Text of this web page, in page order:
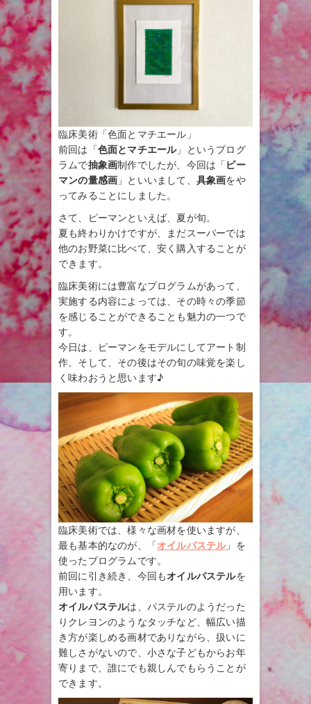
臨床美術「色面とマチエール」
前回は「色面とマチエール」というプログ
ラムで抽象画制作でしたが、今回は「 ピー
マンの量感画 」といいまして、 具象画をや
ってみることにしました。
さて、ピーマンといえば、夏が旬。
夏も終わりかけですが、まだスーパーでは
他のお野菜に比べて、安く購入することが
できます。
臨床美術には豊富なプログラムがあって、
実施する内容によっては、その時々の季節
を感じることができることも魅力の一つで
す。
今日は、ピーマンをモデルにしてアート制
作、そして、その後はその旬の味覚を楽し
く味わおうと思います♪
臨床美術では、様々な画材を使いますが、
最も基本的なのが、「オイルパステル」を
使ったプログラムです。
前回に引き続き、今回もオイルパステルを
用います。
オイルパステルは、パステルのようだった
りクレヨンのようなタッチなど、幅広い描
き方が楽しめる画材でありながら、扱いに
難しさがないので、小さな子どもからお年
寄りまで、誰にでも親しんでもらうことが
できます。